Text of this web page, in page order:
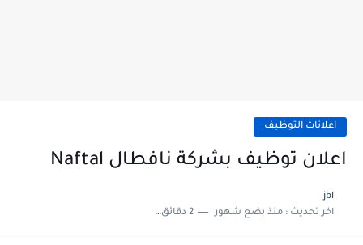
اعلانات التوظيف
اعلان توظيف بشركة نافطال Naftal
jbl
اخر تحديث :منذ بضع شهور 2 دقائق للقراءة